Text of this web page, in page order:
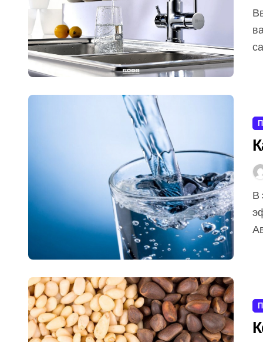
Введение Смесители для дома являются одним из
В этой статье мы разберём с вами самый простой и